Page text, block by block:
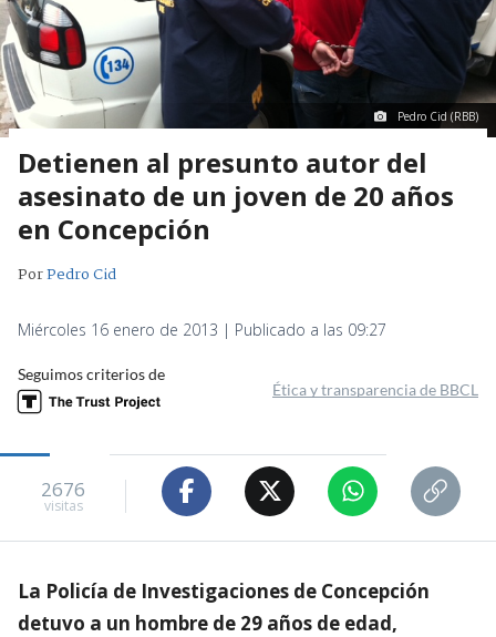
Pedro Cid (RBB)
Detienen al presunto autor del
asesinato de un joven de 20 años
en Concepción
PorPedro Cid
Miércoles 16 enero de 2013 | Publicado a las 09:27
Seguimos criterios de
Ética y transparencia de BBCL
2676
visitas
La Policía de Investigaciones de Concepción
detuvo a un hombre de 29 años de edad,